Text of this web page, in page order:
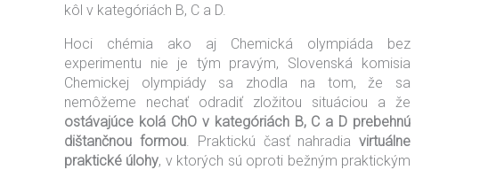
kôl v kategóriách B, C a D.
Hoci chémia ako aj Chemická olympiáda bez
experimentu nie je tým pravým, Slovenská komisia
Chemickej olympiády sa zhodla na tom, že sa
nemôžeme nechať odradiť zložitou situáciou a že
ostávajúce kolá ChO v kategóriách B, C a D prebehnú
dištančnou formou. Praktickú časť nahradiavirtuálne
praktické úlohy, v ktorých sú oproti bežným praktickým